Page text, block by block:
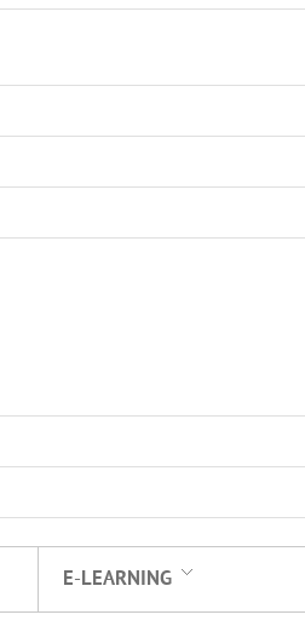
E-LEARNING